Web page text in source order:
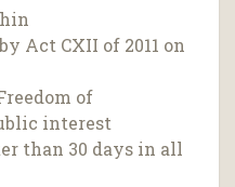
Act CXII of 2011 on
of
interest
than 30 days in all